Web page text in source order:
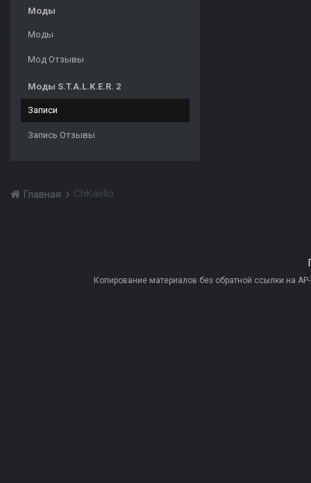
Моды
Моды
Мод Отзывы
Моды S.T.A.L.K.E.R. 2
Записи
Запись Отзывы
Главная ChKaello
Копирование материалов без обратной ссылки на